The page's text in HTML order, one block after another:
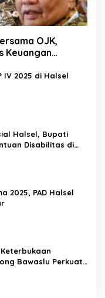
OJK,
Keuangan
IV 2025 di Halsel
Halsel, Bupati
Disabilitas di
2025, PAD Halsel
Bawaslu Perkuat